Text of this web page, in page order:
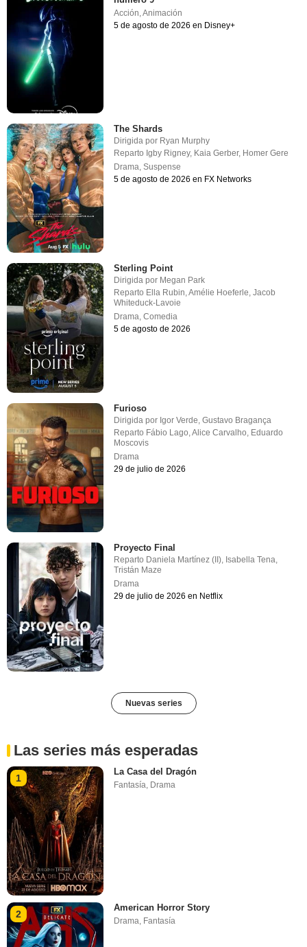
Acción ,Animación
5 de agosto de 2026 en Disney+
The Shards
Dirigida por Ryan Murphy
Reparto Igby Rigney, Kaia Gerber, Homer Gere
Drama,Suspense
5 de agosto de 2026 en FX Networks
Sterling Point
Dirigida por Megan Park
Reparto Ella Rubin,Amélie Hoeferle,Jacob
Whiteduck-Lavoie
Drama,Comedia
5 de agosto de 2026
Furioso
Dirigida por Igor Verde ,Gustavo Bragança
Reparto Fábio Lago ,Alice Carvalho Eduardo
Moscovis
Drama
29 de julio de 2026
Proyecto Final
Reparto Daniela Martínez (II), Isabella Tena,
Tristán Maze
Drama
29 de julio de 2026 en Netflix
Nuevas series
Las series más esperadas
1
La Casa del Dragón
Fantasía, Drama
2
American Horror Story
Drama, Fantasía